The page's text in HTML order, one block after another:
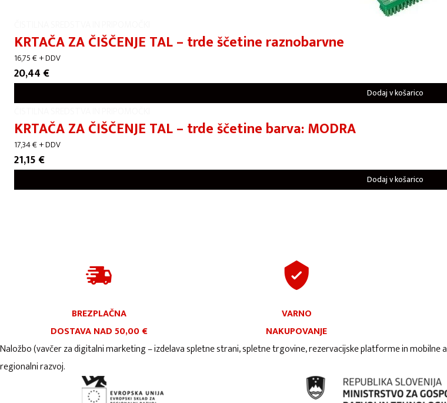
KRTAČA ZA ČIŠČENJE TAL – trde ščetine raznobarvne
16,75€+ DDV
20,44 €
Dodaj v košarico
KRTAČA ZA ČIŠČENJE TAL – trde ščetine barva: MODRA
17,34€+ DDV
21,15 €
Dodaj v košarico
BREZPLAČNA
DOSTAVA NAD 50,00 €
VARNO
NAKUPOVANJE
Naložbo (vavčer za digitalni marketing – izdelava spletne strani, spletne trgovine, rezervacijske platforme in mobilne
regionalni razvoj.